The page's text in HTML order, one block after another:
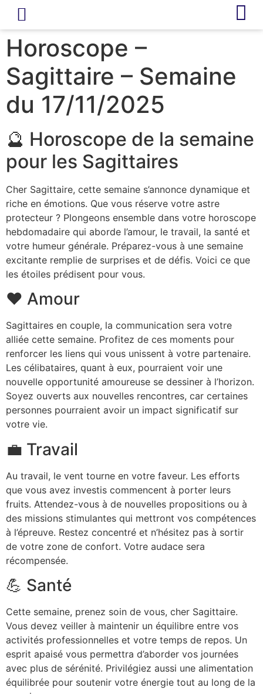
Horoscope –
Sagittaire – Semaine
du 17/11/2025
🔮 Horoscope de la semaine
pour les Sagittaires
Cher Sagittaire, cette semaine s’annonce dynamique et
riche en émotions. Que vous réserve votre astre
protecteur ? Plongeons ensemble dans votre horoscope
hebdomadaire qui aborde l’amour, le travail, la santé et
votre humeur générale. Préparez-vous à une semaine
excitante remplie de surprises et de défis. Voici ce que
les étoiles prédisent pour vous.
❤️ Amour
Sagittaires en couple, la communication sera votre
alliée cette semaine. Profitez de ces moments pour
renforcer les liens qui vous unissent à votre partenaire.
Les célibataires, quant à eux, pourraient voir une
nouvelle opportunité amoureuse se dessiner à l’horizon.
Soyez ouverts aux nouvelles rencontres, car certaines
personnes pourraient avoir un impact significatif sur
votre vie.
💼 Travail
Au travail, le vent tourne en votre faveur. Les efforts
que vous avez investis commencent à porter leurs
fruits. Attendez-vous à de nouvelles propositions ou à
des missions stimulantes qui mettront vos compétences
à l’épreuve. Restez concentré et n’hésitez pas à sortir
de votre zone de confort. Votre audace sera
récompensée.
💪 Santé
Cette semaine, prenez soin de vous, cher Sagittaire.
Vous devez veiller à maintenir un équilibre entre vos
activités professionnelles et votre temps de repos. Un
esprit apaisé vous permettra d’aborder vos journées
avec plus de sérénité. Privilégiez aussi une alimentation
équilibrée pour soutenir votre énergie tout au long de la